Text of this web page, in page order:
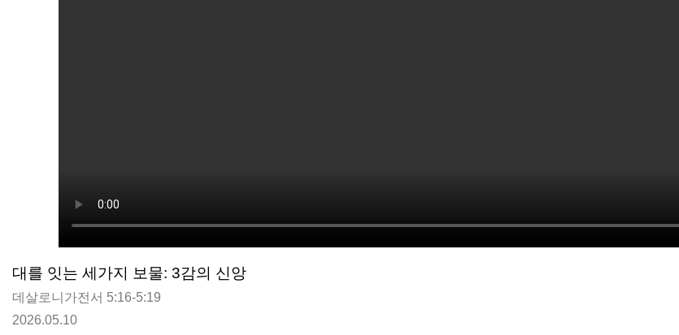
대를 잇는 세가지 보물: 3감의 신앙
데살로니가전서 5:16-5:19
2026.05.10